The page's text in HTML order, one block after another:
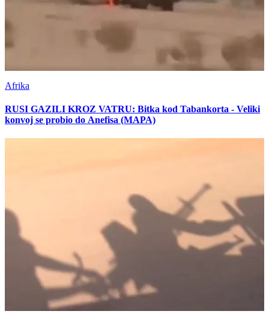
Afrika
RUSI GAZILI KROZ VATRU: Bitka kod Tabankorta - Veliki
konvoj se probio do Anefisa (MAPA)